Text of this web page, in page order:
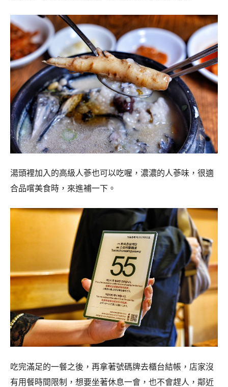
湯頭裡加入的高級人蔘也可以吃喔，濃濃的人蔘味，很適
合品嚐美食時，來進補一下。
吃完滿足的一餐之後，再拿著號碼牌去櫃台結帳，店家沒
有用餐時間限制，想要坐著休息一會，也不會趕人，鄰近